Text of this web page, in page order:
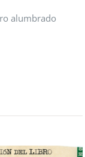
alumbrado